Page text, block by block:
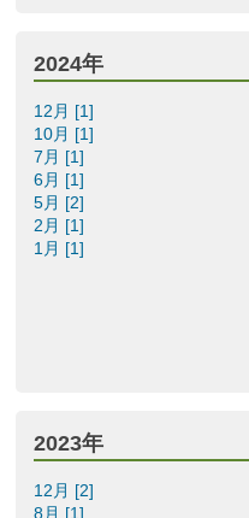
2024年
12月 [1]
10月 [1]
7月 [1]
6月 [1]
5月 [2]
2月 [1]
1月 [1]
2023年
12月 [2]
8月 [1]